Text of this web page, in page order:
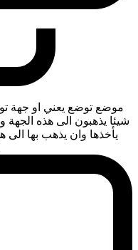
موضع توضع يعني او جهة
شيئا يذهبون الى هذه الجهة
يأخذها وان يذهب بها الى